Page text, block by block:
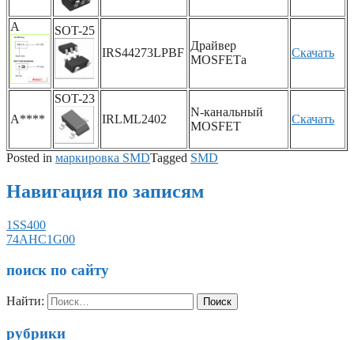
A
SOT-25
IRS44273LPBF
Драйвер
MOSFETа
Скачать
A****
SOT-23
IRLML2402
N-канальный
MOSFET
Скачать
Posted in маркировка SMDTagged SMD
Навигация по записям
1SS400
74AHC1G00
поиск по сайту
Найти:
рубрики